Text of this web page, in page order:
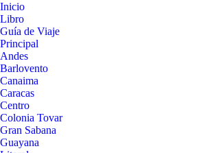
Inicio
Libro
Guía de Viaje
Principal
Andes
Barlovento
Canaima
Caracas
Centro
Colonia Tovar
Gran Sabana
Guayana